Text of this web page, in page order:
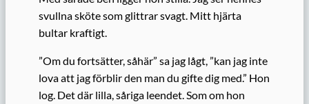
svullna sköte som glittrar svagt. Mitt hjärta
bultar kraftigt.
”Om du fortsätter, såhär” sa jag lågt, ”kan jag inte
lova att jag förblir den man du gifte dig med.” Hon
log. Det där lilla, såriga leendet. Som om hon